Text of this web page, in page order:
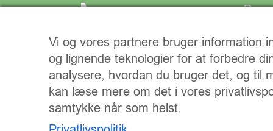
Vi og vores partnere bruger information
og lignende teknologier for at forbedre
analysere, hvordan du bruger det, og til
kan læse mere om det i vores
samtykke når som helst.